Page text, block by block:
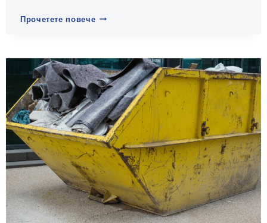
Прочетете повечеОпасна
киселина
за
околната
среда?